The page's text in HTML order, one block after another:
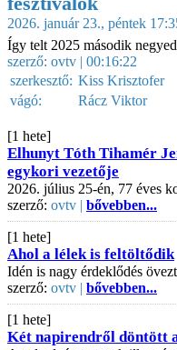
2026. január 23., péntek
Így telt 2025 második
szerző: ovtv | 00:16:22
szerkesztő: Kiss Krisztofer
vágó:
Rácz Viktor
[1 hete]
Elhunyt Tóth Tihamér
egykori vezetője
2026. július 25-én, 77 éves
szerző: ovtv | bővebben...
[1 hete]
Ahol a lélek is feltöltődik
Idén is nagy érdeklődés
szerző: ovtv | bővebben...
[1 hete]
Két napirendről döntött